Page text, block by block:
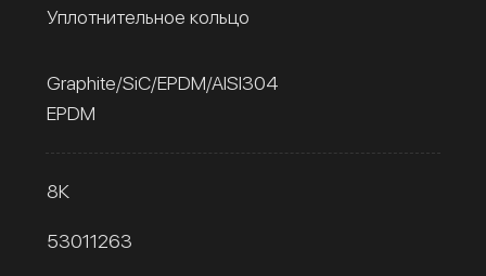
Уплотнительное кольцо
Graphite/SiC/EPDM/AISI304
EPDM
8К
53011263